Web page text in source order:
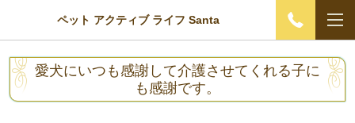
ペット アクティブ ライフ Santa
愛犬にいつも感謝して介護させてくれる子に
も感謝です。